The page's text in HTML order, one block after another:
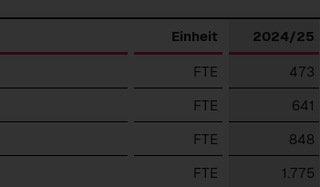
Einheit 2024/25
FTE 473
FTE 641
FTE 848
FTE 1.775